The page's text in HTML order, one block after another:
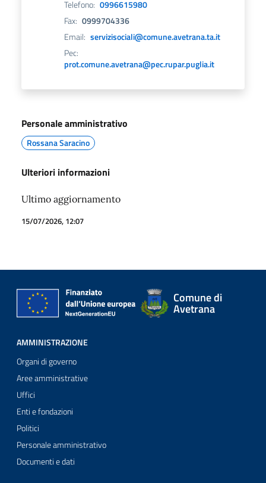
Telefono: 0996615980
Fax: 0999704336
Email: servizisociali@comune.avetrana.ta.it
Pec:
prot.comune.avetrana@pec.rupar.puglia.it
Personale amministrativo
Rossana Saracino
Ulteriori informazioni
Ultimo aggiornamento
15/07/2026, 12:07
Comune di
Avetrana
AMMINISTRAZIONE
Organi di governo
Aree amministrative
Uffici
Enti e fondazioni
Politici
Personale amministrativo
Documenti e dati